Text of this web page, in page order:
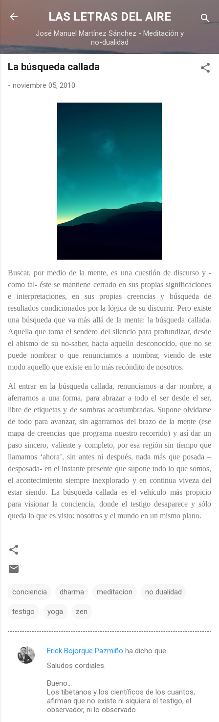
Ir al contenido principal
LAS LETRAS DEL AIRE
José Manuel Martínez Sánchez - Meditación y
no-dualidad
La búsqueda callada
- noviembre 05, 2010
Buscar, por medio de la mente, es una cuestión de discurso y -
como tal- éste se mantiene cerrado en sus propias significaciones
e interpretaciones, en sus propias creencias y búsqueda de
resultados condicionados por la lógica de su discurrir. Pero existe
una búsqueda que va más allá de la mente: la búsqueda callada.
Aquella que toma el sendero del silencio para profundizar, desde
el abismo de su no-saber, hacia aquello desconocido, que no se
puede nombrar o que renunciamos a nombrar, viendo de este
modo aquello que existe en lo más recóndito de nosotros.
Al entrar en la búsqueda callada, renunciamos a dar nombre, a
aferrarnos a una forma, para abrazar a todo el ser desde el ser,
libre de etiquetas y de sombras acostumbradas. Supone olvidarse
de todo para avanzar, sin agarrarnos del brazo de la mente (ese
mapa de creencias que programa nuestro recorrido) y así dar un
paso sincero, valiente y completo, por esa región sin tiempo que
llamamos ‘ahora’, sin antes ni después, nada más que posada –
desposada- en el instante presente que supone todo lo que somos,
el acontecimiento siempre inexplorado y en continua viveza del
estar siendo. La búsqueda callada es el vehículo más propicio
para visionar la conciencia, donde el testigo desaparece y sólo
queda lo que es visto: nosotros y el mundo en un mismo plano.
conciencia dharma meditacion no dualidad
testigo yoga zen
C
Erick Bojorque Pazmiño ha dicho que…
Saludos cordiales.
Bueno...
Los tibetanos y los científicos de los cuantos,
afirman que no existe ni siquiera el testigo, el
observador, ni lo observado.